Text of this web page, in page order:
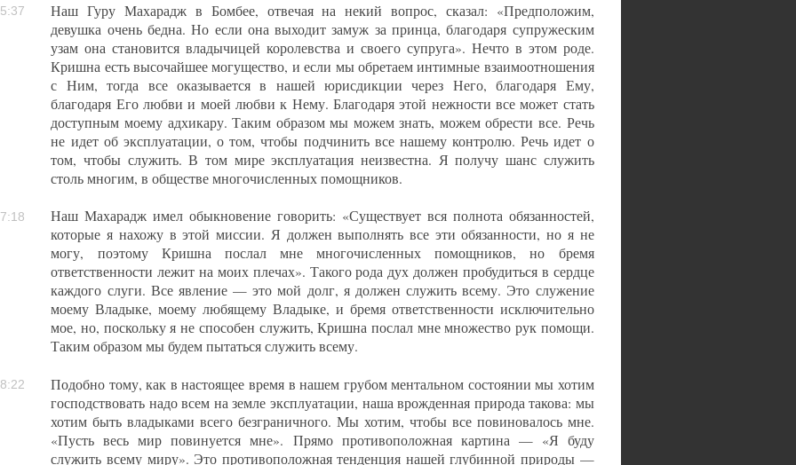
Наш Гуру Махарадж в Бомбее, отвечая на некий вопрос, сказал: «Предположим,
девушка очень бедна. Но если она выходит замуж за принца, благодаря супружеским
узам она становится владычицей королевства и своего супруга». Нечто в этом роде.
Кришна есть высочайшее могущество, и если мы обретаем интимные взаимоотношения
с Ним, тогда все оказывается в нашей юрисдикции через Него, благодаря Ему,
благодаря Его любви и моей любви к Нему. Благодаря этой нежности все может стать
доступным моему адхикару. Таким образом мы можем знать, можем обрести все. Речь
не идет об эксплуатации, о том, чтобы подчинить все нашему контролю. Речь идет о
том, чтобы служить. В том мире эксплуатация неизвестна. Я получу шанс служить
столь многим, в обществе многочисленных помощников.
Наш Махарадж имел обыкновение говорить: «Существует вся полнота обязанностей,
которые я нахожу в этой миссии. Я должен выполнять все эти обязанности, но я не
могу, поэтому Кришна послал мне многочисленных помощников, но бремя
ответственности лежит на моих плечах». Такого рода дух должен пробудиться в сердце
каждого слуги. Все явление — это мой долг, я должен служить всему. Это служение
моему Владыке, моему любящему Владыке, и бремя ответственности исключительно
мое, но, поскольку я не способен служить, Кришна послал мне множество рук помощи.
Таким образом мы будем пытаться служить всему.
Подобно тому, как в настоящее время в нашем грубом ментальном состоянии мы хотим
господствовать надо всем на земле эксплуатации, наша врожденная природа такова: мы
хотим быть владыками всего безграничного. Мы хотим, чтобы все повиновалось мне.
«Пусть весь мир повинуется мне». Прямо противоположная картина — «Я буду
служить всему миру». Это противоположная тенденция нашей глубинной природы —